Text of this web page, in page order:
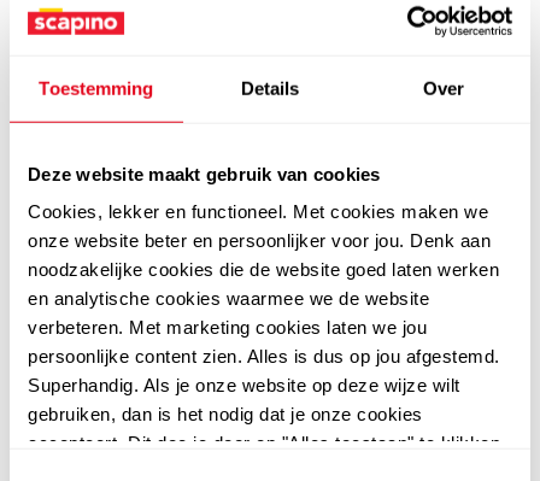
Toestemming Details Over
Deze website maakt gebruik van cookies
Cookies, lekker en functioneel. Met cookies maken we
onze website beter en persoonlijker voor jou. Denk aan
noodzakelijke cookies die de website goed laten werken
en analytische cookies waarmee we de website
verbeteren. Met marketing cookies laten we jou
persoonlijke content zien. Alles is dus op jou afgestemd.
Superhandig. Als je onze website op deze wijze wilt
gebruiken, dan is het nodig dat je onze cookies
accepteert. Dit doe je door op "Alles toestaan" te klikken.